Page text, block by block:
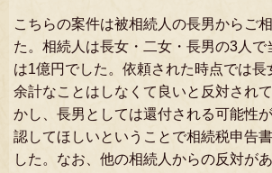
こちらの案件は被相続人の長男からご
た。相続人は長女・二女・長男の3人で
は1億円でした。依頼された時点では長
余計なことはしなくて良いと反対され
かし、長男としては還付される可能性
認してほしいということで相続税申告
した。なお、他の相続人からの反対が